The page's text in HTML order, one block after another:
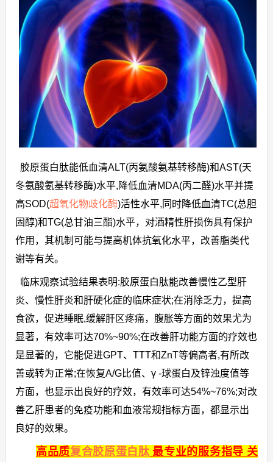
胶原蛋白肽能低血清ALT(丙氨酸氨基转移酶)和AST(天
冬氨酸氨基转移酶)水平,降低血清MDA(丙二醛)水平并提
高SOD(超氧化物歧化酶)活性水平,同时降低血清TC(总胆
固醇)和TG(总甘油三酯)水平，对酒精性肝损伤具有保护
作用，其机制可能与提高机体抗氧化水平，改善脂类代
谢等有关。
临床观察试验结果表明:胶原蛋白肽能改善慢性乙型肝
炎、慢性肝炎和肝硬化症的临床症状;在消除乏力，提高
食欲，促进睡眠,缓解肝区疼痛，腹胀等方面的效果尤为
显著，有效率可达70%~90%;在改善肝功能方面的疗效也
是显著的，它能促进GPT、TTT和ZnT等偏高者,有所改
善或转为正常;在恢复A/G比值、γ -球蛋白及锌浊度值等
方面，也显示出良好的疗效，有效率可达54%~76%;对改
善乙肝患者的免疫功能和血液常规指标方面，都显示出
良好的效果。
高品质复合胶原蛋白肽 最专业的服务指导 关